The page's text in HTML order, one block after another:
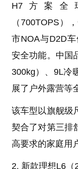
H7方案全
（700TOPS）
市NOA与D2D
安全功能。中国
300kg）、9L冷
展了户外露营等
该车型以旗舰级
契合了对第三排
高要求的家庭用
2. 新款理想L6（